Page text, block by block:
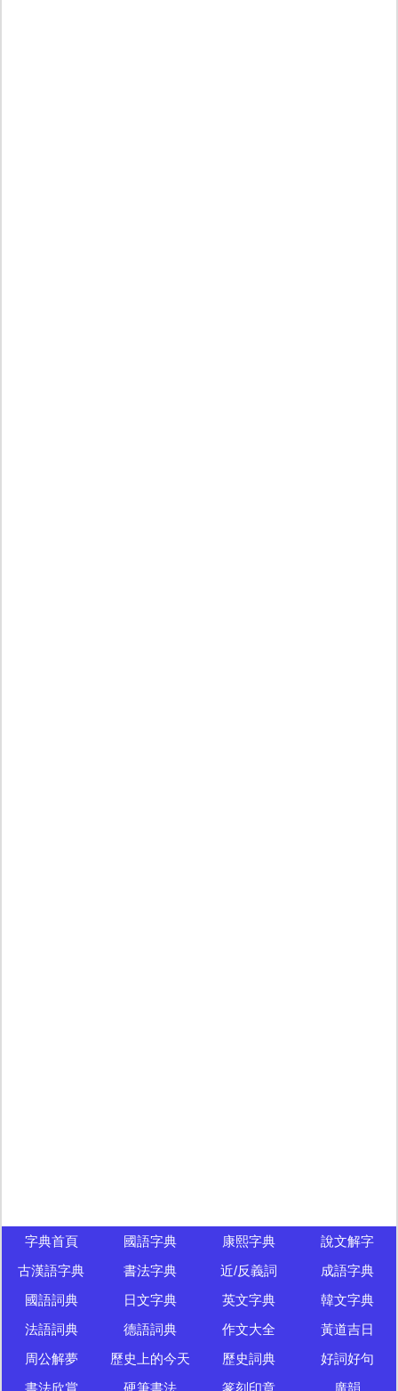
字典首頁 國語字典 康熙字典
說文解字
古漢語字典
書法字典 近/反義詞
成語字典
國語詞典
日文字典 英文字典
韓文字典
法語詞典
德語詞典 作文大全
黃道吉日
周公解夢
歷史上的今天 歷史詞典
好詞好句
書法欣賞
硬筆書法 篆刻印章 廣韻